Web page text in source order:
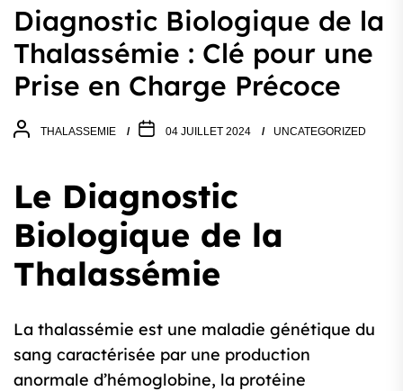
Diagnostic Biologique de la
Thalassémie : Clé pour une
Prise en Charge Précoce
THALASSEMIE 04 JUILLET 2024 UNCATEGORIZED
Le Diagnostic
Biologique de la
Thalassémie
La thalassémie est une maladie génétique du
sang caractérisée par une production
anormale d’hémoglobine, la protéine